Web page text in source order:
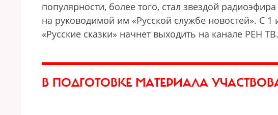
популярности, более того, стал звездой
на руководимой им «Русской службе новостей». С
«Русские сказки» начнет выходить на канале РЕН ТВ.
В ПОДГОТОВКЕ МАТЕРИАЛА